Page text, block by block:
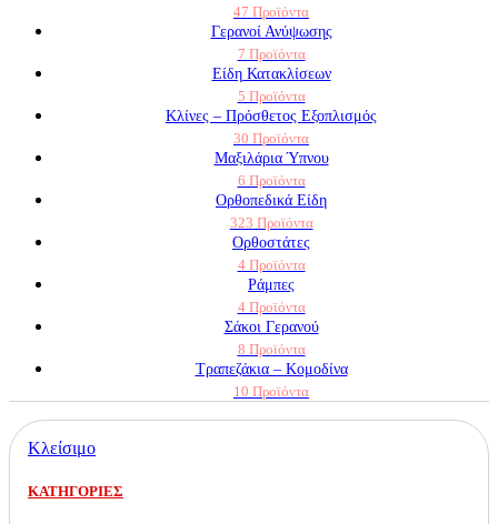
47 Προϊόντα
Γερανοί Ανύψωσης
7 Προϊόντα
Είδη Κατακλίσεων
5 Προϊόντα
Κλίνες – Πρόσθετος Εξοπλισμός
30 Προϊόντα
Μαξιλάρια Ύπνου
6 Προϊόντα
Ορθοπεδικά Είδη
323 Προϊόντα
Ορθοστάτες
4 Προϊόντα
Ράμπες
4 Προϊόντα
Σάκοι Γερανού
8 Προϊόντα
Τραπεζάκια – Κομοδίνα
10 Προϊόντα
Κλείσιμο
ΚΑΤΗΓΟΡΙΕΣ